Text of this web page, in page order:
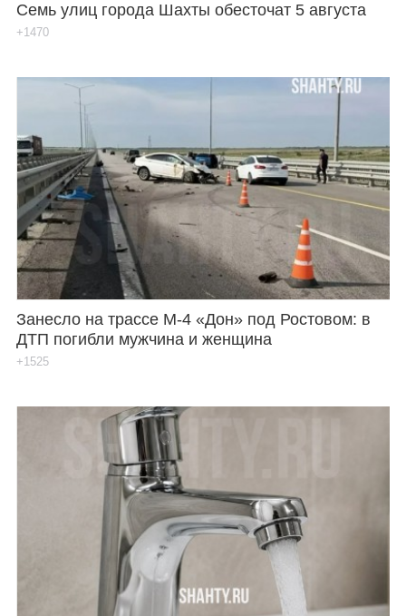
Семь улиц города Шахты обесточат 5 августа
+1470
Занесло на трассе М-4 «Дон» под Ростовом: в
ДТП погибли мужчина и женщина
+1525